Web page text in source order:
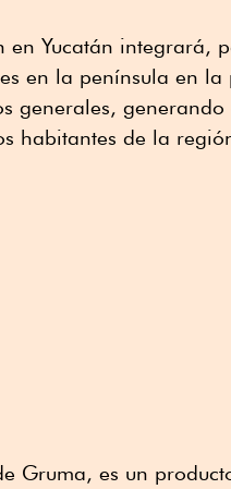
en Yucatán integrará,
en la península en
generales,
habitantes de la
Gruma, es un